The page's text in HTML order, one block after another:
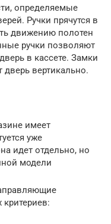
определяемые
Ручки прячутся в
движению полотен
ручки позволяют
в кассете. Замки
вертикально.
имеет
уже
идет отдельно, но
модели